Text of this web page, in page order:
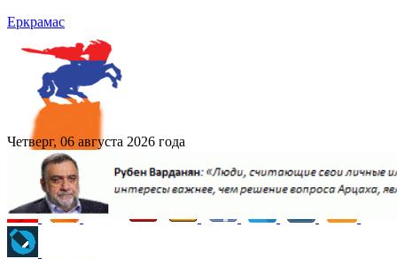
Еркрамас
Четверг, 06 августа 2026 года